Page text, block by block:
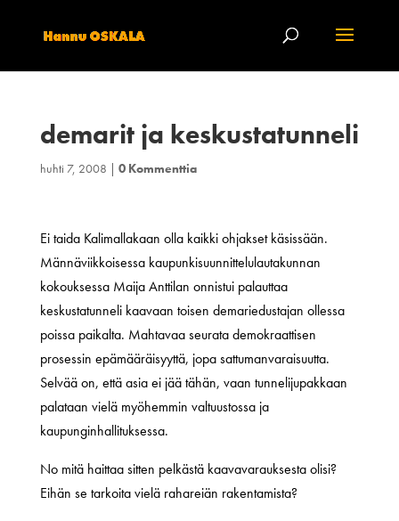
demarit ja keskustatunneli
huhti 7, 2008 | 0 Kommenttia
Ei taida Kalimallakaan olla kaikki ohjakset käsissään.
Männäviikkoisessa kaupunkisuunnittelulautakunnan
kokouksessa Maija Anttilan onnistui palauttaa
keskustatunneli kaavaan toisen demariedustajan ollessa
poissa paikalta. Mahtavaa seurata demokraattisen
prosessin epämääräisyyttä, jopa sattumanvaraisuutta.
Selvää on, että asia ei jää tähän, vaan tunnelijupakkaan
palataan vielä myöhemmin valtuustossa ja
kaupunginhallituksessa.
No mitä haittaa sitten pelkästä kaavavarauksesta olisi?
Eihän se tarkoita vielä rahareiän rakentamista?